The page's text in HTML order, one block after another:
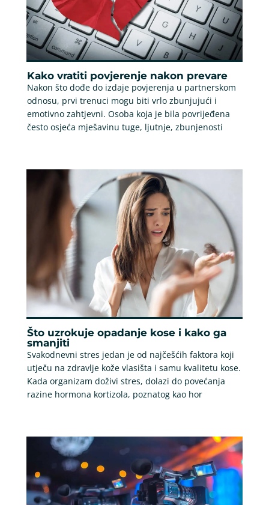
Kako vratiti povjerenje nakon prevare
Nakon što dođe do izdaje povjerenja u partnerskom
odnosu, prvi trenuci mogu biti vrlo zbunjujući i
emotivno zahtjevni. Osoba koja je bila povrijeđena
često osjeća mješavinu tuge, ljutnje, zbunjenosti
Što uzrokuje opadanje kose i kako ga
smanjiti
Svakodnevni stres jedan je od najčešćih faktora koji
utječu na zdravlje kože vlasišta i samu kvalitetu kose.
Kada organizam doživi stres, dolazi do povećanja
razine hormona kortizola, poznatog kao hor